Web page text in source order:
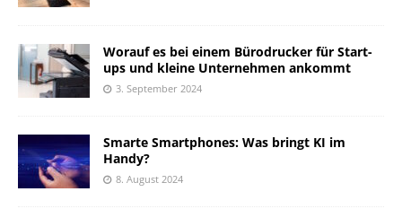
Worauf es bei einem Bürodrucker für Start-
ups und kleine Unternehmen ankommt
3. September 2024
Smarte Smartphones: Was bringt KI im
Handy?
8. August 2024